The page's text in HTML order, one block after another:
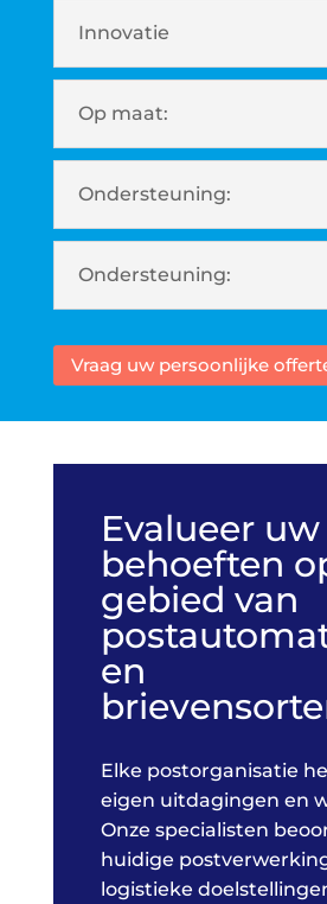
Innovatie
Op maat:
Ondersteuning:
Ondersteuning:
Vraag uw persoonlijke
Evalueer uw
behoeften
gebied van
en
Elke postorganisatie
eigen uitdagingen en
Onze specialisten
huidige
logistieke